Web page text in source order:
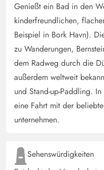
Genießt ein Bad in den
kinderfreundlichen,
Beispiel in Bork Havn).
zu Wanderungen,
dem Radweg durch die
außerdem weltweit
und Stand-up-Paddling.
eine Fahrt mit der
unternehmen.
Sehenswürdigkeiten